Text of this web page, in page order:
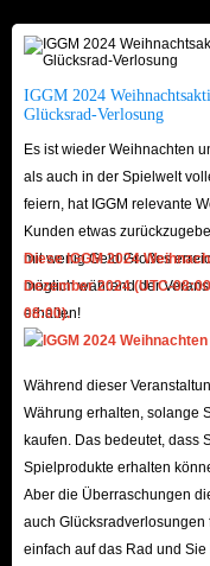
absolut sicher.
A: IGGM bietet durch
Preise:
Feiertags-Aktionen:Zu
Ersparnisse.
VIP-Rabatt:Werden Sie
Sie je nach
Bestellung.
Partnerprogramm:
verdienen Sie
In-Game-Waffen
F: Ist die Lieferung schnell?
A: Absolut! Unser großes
kürzester Zeit
IGGM 2024
Glücksrad-Verlosung
Es ist wieder Weihnachten
als auch in der Spielwelt
feiern, hat IGGM relevante
Kunden etwas
mit wenig Geld Großes
möglich während der
erhalten!
Diese IGGM 2024
Dezember 2024 (UTC-
08:00).
Während dieser
Währung erhalten, solange
kaufen. Das bedeutet, dass
Spielprodukte erhalten
Aber die Überraschungen
auch
einfach auf das Rad und